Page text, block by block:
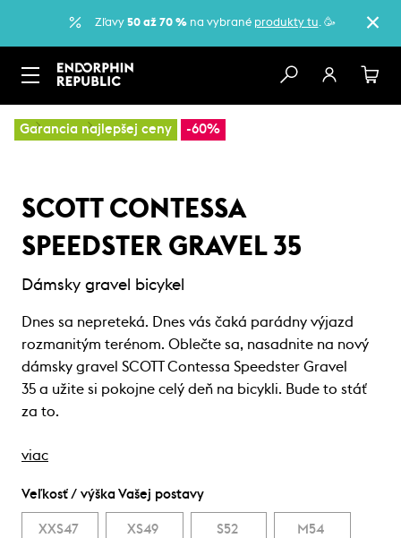
Zľavy 50 až 70 %na vybrané produkty tu. 🥳
Garancia najlepšej ceny -60%
… Bicykle Gravel bicykle
SCOTT CONTESSA
SPEEDSTER GRAVEL 35
Dámsky gravel bicykel
Dnes sa nepreteká. Dnes vás čaká parádny výjazd
rozmanitým terénom. Oblečte sa, nasadnite na nový
dámsky gravel SCOTT Contessa Speedster Gravel
35 a užite si pokojne celý deň na bicykli. Bude to stáť
za to.
viac
Veľkosť / výška Vašej postavy
XXS47 XS49 S52 M54